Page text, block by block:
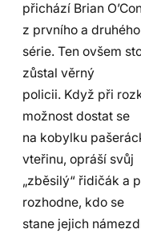
přichází Brian
z prvního a
série. Ten ovšem
zůstal věrný
policii. Když při
možnost dostat se
na kobylku
vteřinu, opráší svůj
„zběsilý“ řidičák a
rozhodne, kdo se
stane jejich